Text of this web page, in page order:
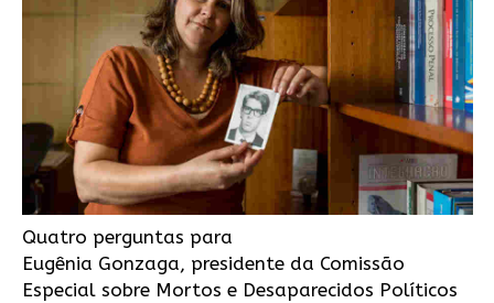
Quatro perguntas para
Eugênia Gonzaga, presidente da Comissão
Especial sobre Mortos e Desaparecidos Políticos